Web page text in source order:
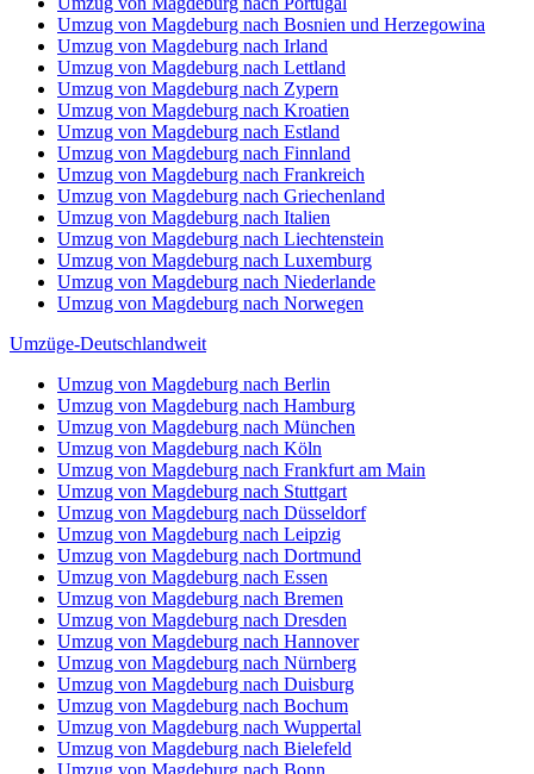
Umzug von Magdeburg nach Bosnien und Herzegowina
Umzug von Magdeburg nach Irland
Umzug von Magdeburg nach Lettland
Umzug von Magdeburg nach Zypern
Umzug von Magdeburg nach Kroatien
Umzug von Magdeburg nach Estland
Umzug von Magdeburg nach Finnland
Umzug von Magdeburg nach Frankreich
Umzug von Magdeburg nach Griechenland
Umzug von Magdeburg nach Italien
Umzug von Magdeburg nach Liechtenstein
Umzug von Magdeburg nach Luxemburg
Umzug von Magdeburg nach Niederlande
Umzug von Magdeburg nach Norwegen
Umzüge-Deutschlandweit
Umzug von Magdeburg nach Berlin
Umzug von Magdeburg nach Hamburg
Umzug von Magdeburg nach München
Umzug von Magdeburg nach Köln
Umzug von Magdeburg nach Frankfurt am Main
Umzug von Magdeburg nach Stuttgart
Umzug von Magdeburg nach Düsseldorf
Umzug von Magdeburg nach Leipzig
Umzug von Magdeburg nach Dortmund
Umzug von Magdeburg nach Essen
Umzug von Magdeburg nach Bremen
Umzug von Magdeburg nach Dresden
Umzug von Magdeburg nach Hannover
Umzug von Magdeburg nach Nürnberg
Umzug von Magdeburg nach Duisburg
Umzug von Magdeburg nach Bochum
Umzug von Magdeburg nach Wuppertal
Umzug von Magdeburg nach Bielefeld
Umzug von Magdeburg nach Bonn